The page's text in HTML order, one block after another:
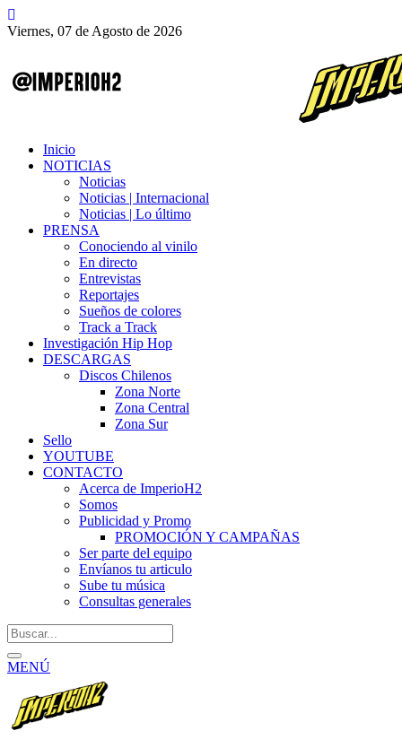
Viernes, 07 de Agosto de 2026
Inicio
NOTICIAS
Noticias
Noticias | Internacional
Noticias | Lo último
PRENSA
Conociendo al vinilo
En directo
Entrevistas
Reportajes
Sueños de colores
Track a Track
Investigación Hip Hop
DESCARGAS
Discos Chilenos
Zona Norte
Zona Central
Zona Sur
Sello
YOUTUBE
CONTACTO
Acerca de ImperioH2
Somos
Publicidad y Promo
PROMOCIÓN Y CAMPAÑAS
Ser parte del equipo
Envíanos tu articulo
Sube tu música
Consultas generales
MENÚ